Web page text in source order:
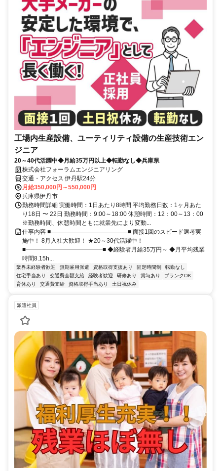
工場内生産設備、ユーティリティ設備の生産技術エン
ジニア
20～40代活躍中◆月給35万円以上◆転勤なし◆兵庫県
株式会社フォーラムエンジニアリング
交通・アクセス 伊丹駅24分
月給350,000円～550,000円
兵庫県伊丹市
勤務時間詳細 実働時間：1日あたり8時間 平均勤務日数：1ヶ月あた
り18日 〜 22日 勤務時間：9:00～18:00 休憩時間：12：00～13：00
※勤務時間、休憩時間ともに就業先により変動...
仕事内容 ■―――――――――――――■ 面接1回のスピード選考実
施中！ 8月入社大歓迎！ ★20～30代活躍中！
■―――――――――――――■ ◆経験者月給35万円～ ◆月平均残業
時間8.15h...
業界未経験者歓迎 無期雇用派遣 資格取得支援あり 固定時間制
転勤なし
住宅手当あり
交通費全額支給 経験者歓迎 研修あり 賞与あり
ブランクOK
育休あり
交通費支給 資格取得手当あり 土日祝休み
派遣社員